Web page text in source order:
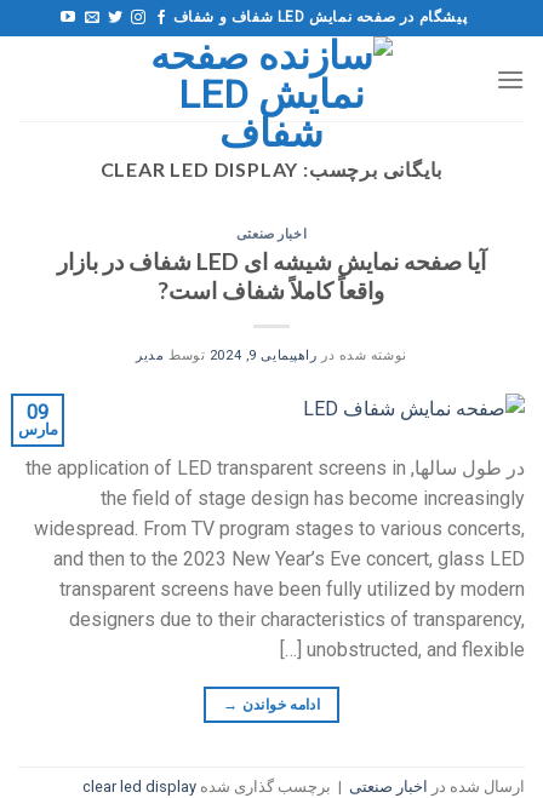
به
محتوا
پیشگام در صفحه نمایش LED شفاف و شفاف
بایگانی برچسب: CLEAR LED DISPLAY
اخبار صنعتی
آیا صفحه نمایش شیشه ای LED شفاف در بازار
واقعاً کاملاً شفاف است?
نوشته شده در راهپیمایی 9, 2024 توسط مدیر
09
مارس
در طول سالها, the application of LED transparent screens in
the field of stage design has become increasingly
widespread. From TV program stages to various concerts,
and then to the 2023 New Year’s Eve concert, glass LED
transparent screens have been fully utilized by modern
designers due to their characteristics of transparency,
unobstructed, and flexible
[…]
ادامه خواندن →
ارسال شده در اخبار صنعتی | برچسب گذاری شده clear led display